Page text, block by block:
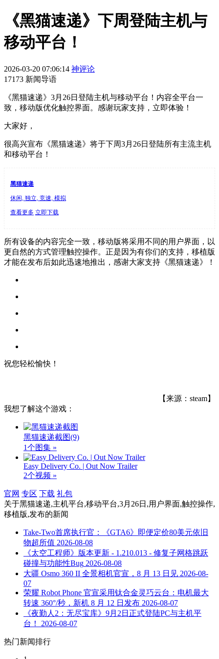
《黑猫速递》下周登陆主机与
移动平台！
2026-03-20 07:06:14 神评论
17173 新闻导语
《黑猫速递》3月26日登陆主机与移动平台！内容全平台一
致，移动版优化触控界面。感谢玩家支持，立即体验！
大家好，
很高兴宣布《黑猫速递》将于下周3月26日登陆所有主流主机
和移动平台！
黑猫速递
休闲, 独立, 竞速, 模拟
查看更多 立即下载
所有设备的内容完全一致，移动版将采用不同的用户界面，以
更自然的方式管理触控操作。正是因为有你们的支持，移植版
才能在发布后如此迅速地推出，感谢大家支持《黑猫速递》！
祝您轻松愉快！
【来源：steam】
我想了解这个游戏：
黑猫速递截图(9)
1个图集 »
Easy Delivery Co. | Out Now Trailer
2个视频 »
官网 专区 下载 礼包
关于黑猫速递,主机平台,移动平台,3月26日,用户界面,触控操作,
移植版,发布的新闻
Take-Two首席执行官：《GTA6》即便定价80美元依旧
物超所值 2026-08-08
《太空工程师》版本更新 - 1.210.013 - 修复子网格跳跃
碰撞与功能性Bug 2026-08-08
大疆 Osmo 360 II 全景相机官宣，8 月 13 日见 2026-08-
07
荣耀 Robot Phone 官宣采用钛合金灵巧云台：电机最大
转速 360°/秒，新机 8 月 12 日发布 2026-08-07
《夜勤人2：无尽宝库》9月2日正式登陆PC与主机平
台！
2026-08-07
热门新闻排行